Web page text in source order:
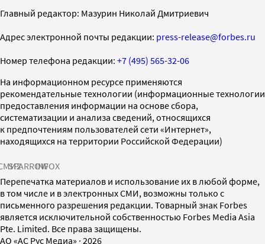
Главный редактор: Мазурин Николай Дмитриевич
Адрес электронной почты редакции: press-release@forbes.ru
Номер телефона редакции: +7 (495) 565-32-06
На информационном ресурсе применяются
рекомендательные технологии (информационные технологии
предоставления информации на основе сбора,
систематизации и анализа сведений, относящихся
к предпочтениям пользователей сети «Интернет»,
находящихся на территории Российской Федерации)
SPARROWINFOX
Перепечатка материалов и использование их в любой форме,
в том числе и в электронных СМИ, возможны только с
письменного разрешения редакции. Товарный знак Forbes
является исключительной собственностью Forbes Media Asia
Pte. Limited. Все права защищены.
AO «АС Рус Медиа» · 2026